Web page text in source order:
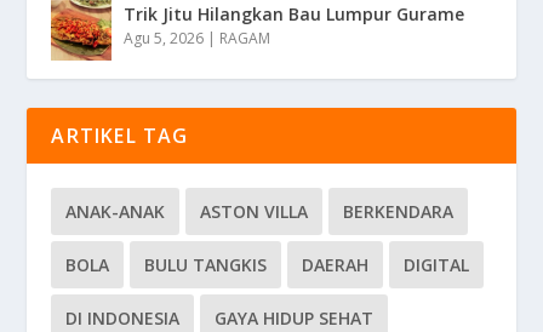
Trik Jitu Hilangkan Bau Lumpur Gurame
Agu 5, 2026 | RAGAM
ARTIKEL TAG
ANAK-ANAK ASTON VILLA BERKENDARA
BOLA BULU TANGKIS DAERAH DIGITAL
DI INDONESIA GAYA HIDUP SEHAT